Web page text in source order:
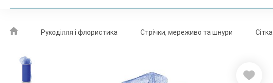
Рукоділля і флористика Стрічки, мереживо та шнури Сітка